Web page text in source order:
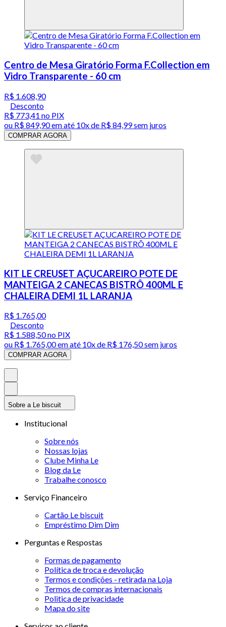
Centro de Mesa Giratório Forma F.Collection em
Vidro Transparente - 60 cm
R$ 1.608,90
Desconto
R$ 773,41 no PIX
ou R$ 849,90em até 10x de R$ 84,99 sem juros
COMPRAR AGORA
KIT LE CREUSET AÇUCAREIRO POTE DE
MANTEIGA 2 CANECAS BISTRÔ 400ML E
CHALEIRA DEMI 1L LARANJA
R$ 1.765,00
Desconto
R$ 1.588,50no PIX
ou R$ 1.765,00em até 10x de R$ 176,50 sem juros
COMPRAR AGORA
Sobre a Le biscuit
Institucional
Sobre nós
Nossas lojas
Clube Minha Le
Blog da Le
Trabalhe conosco
Serviço Financeiro
Cartão Le biscuit
Empréstimo Dim Dim
Perguntas e Respostas
Formas de pagamento
Política de troca e devolução
Termos e condições - retirada na Loja
Termos de compras internacionais
Politica de privacidade
Mapa do site